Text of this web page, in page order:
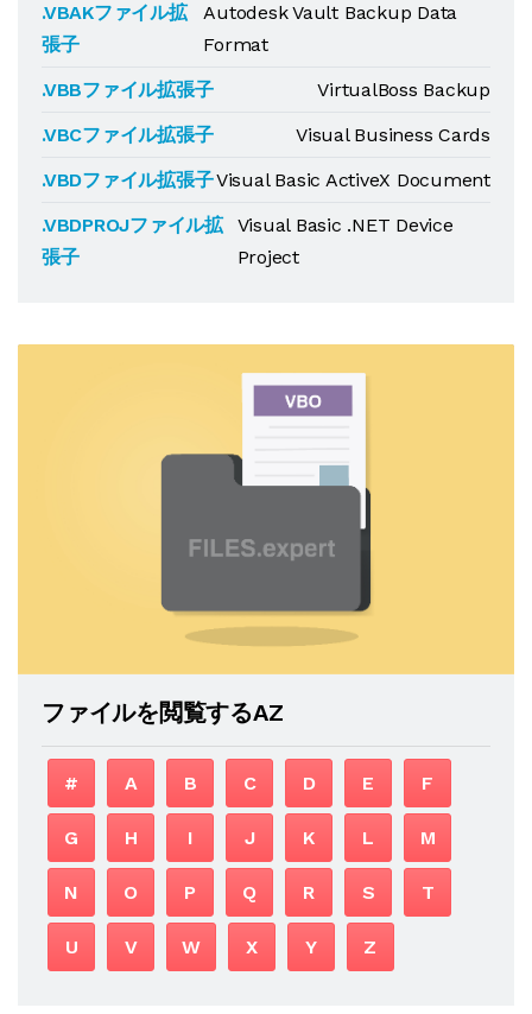
.VBAKファイル拡
張子
Autodesk Vault Backup Data
Format
.VBBファイル拡張子
VirtualBoss Backup
.VBCファイル拡張子
Visual Business Cards
.VBDファイル拡張子Visual Basic ActiveX Document
.VBDPROJファイル拡
張子
Visual Basic .NET Device
Project
ファイルを閲覧するAZ
# A B C D E F
G H I J K L M
N O P Q R S T
U V W X Y Z